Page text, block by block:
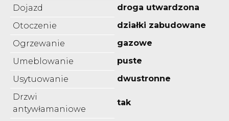
Dojazd
droga utwardzona
Otoczenie
działki zabudowane
Ogrzewanie
gazowe
Umeblowanie
puste
Usytuowanie
dwustronne
Drzwi
antywłamaniowe
tak